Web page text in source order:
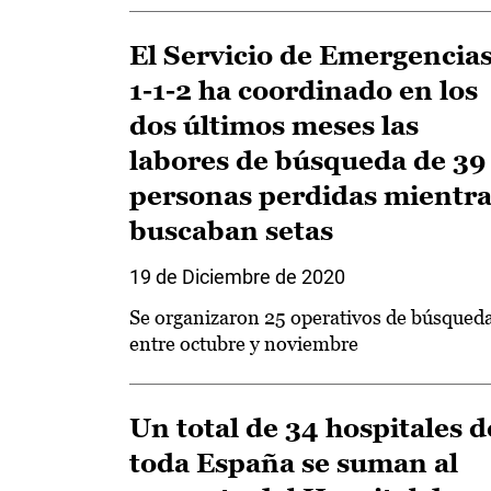
El Servicio de
1-1-2 ha coordinado en los
dos últimos meses las
labores de búsqueda de 39
personas perdidas
buscaban setas
19 de Diciembre de 2020
Se organizaron 25 operativos de
entre octubre y noviembre
Un total de 34 hospitales
toda España se suman al